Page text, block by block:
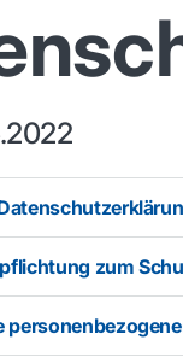
zum